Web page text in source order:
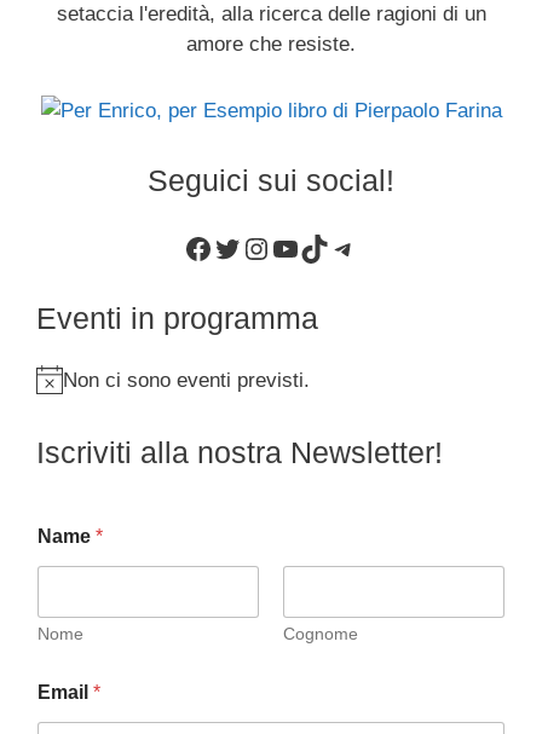
setaccia l'eredità, alla ricerca delle ragioni di un
amore che resiste.
Seguici sui social!
Facebook
Twitter
Instagram
YouTube
TikTokTelegram
Eventi in programma
N
e
Non ci sono eventi previsti.
Iscriviti alla nostra Newsletter!
Name *
Nome Cognome
Email *